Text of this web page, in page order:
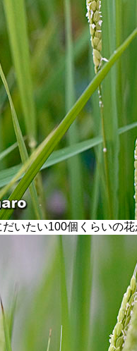
いたい100個くらいの